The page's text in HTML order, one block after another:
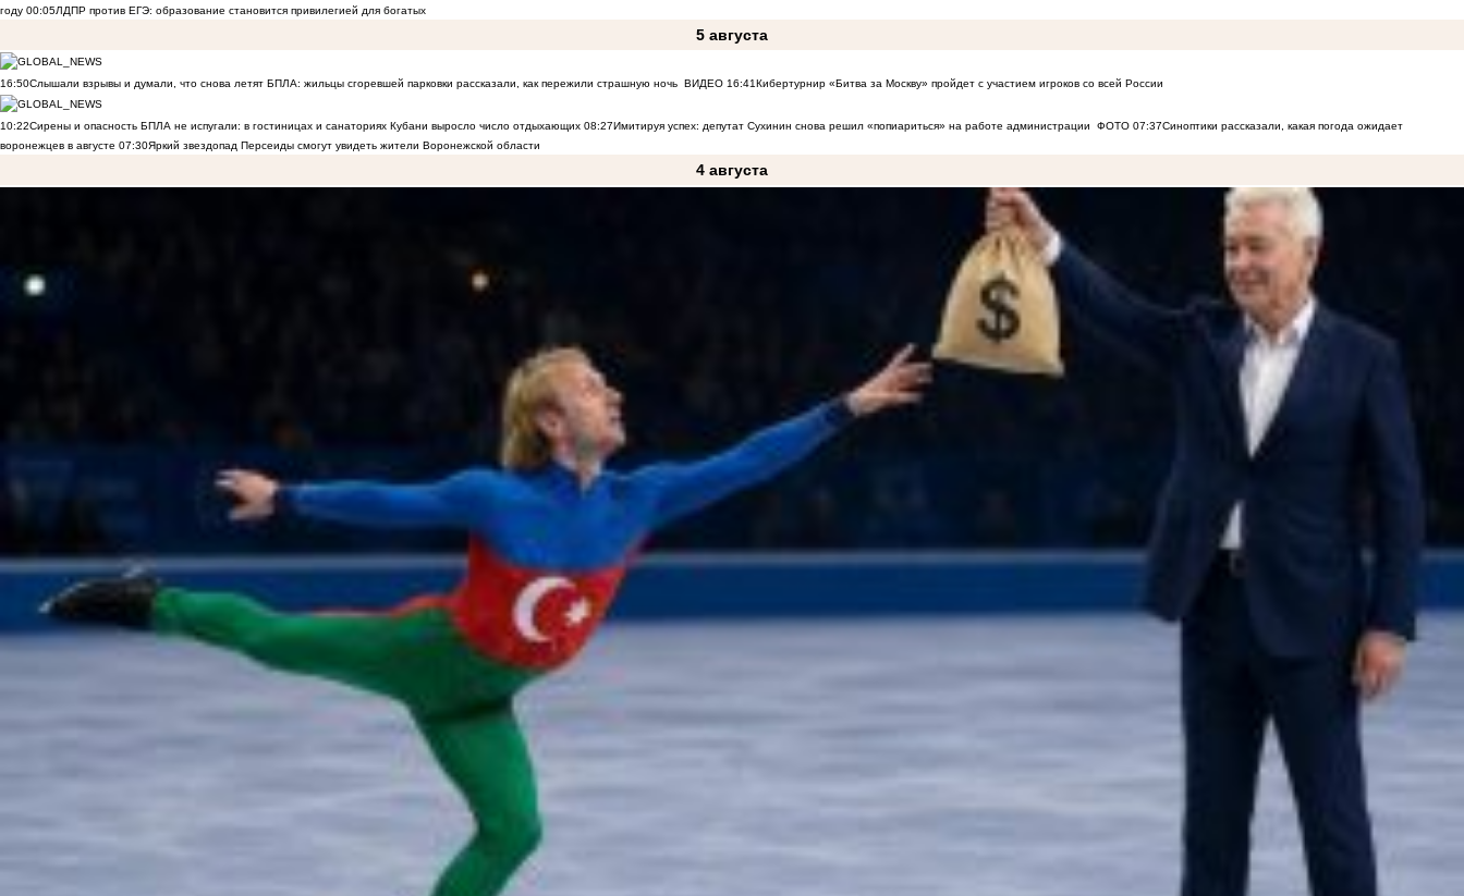
году 00:05ЛДПР против ЕГЭ: образование становится привилегией для богатых
5 августа
16:50Слышали взрывы и думали, что снова летят БПЛА: жильцы сгоревшей парковки рассказали, как пережили страшную ночь ВИДЕО 16:41Кибертурнир «Битва за Москву» пройдет с участием игроков со всей России
10:22Сирены и опасность БПЛА не испугали: в гостиницах и санаториях Кубани выросло число отдыхающих 08:27Имитируя успех: депутат Сухинин снова решил «попиариться» на работе администрации ФОТО 07:37Синоптики рассказали, какая погода ожидает
воронежцев в августе 07:30Яркий звездопад Персеиды смогут увидеть жители Воронежской области
4 августа